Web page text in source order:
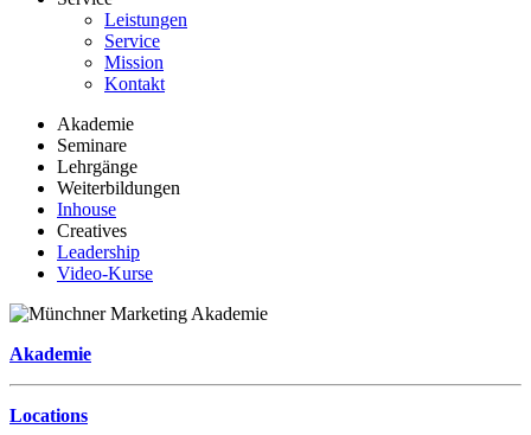
Leistungen
Service
Mission
Kontakt
Akademie
Seminare
Lehrgänge
Weiterbildungen
Inhouse
Creatives
Leadership
Video-Kurse
Akademie
Locations